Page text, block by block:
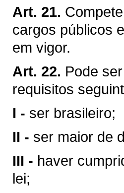
Art. 21.
cargos públicos
em vigor.
Art. 22. Pode
requisitos
I - ser brasileiro;
II - ser maior de
III - haver
lei;